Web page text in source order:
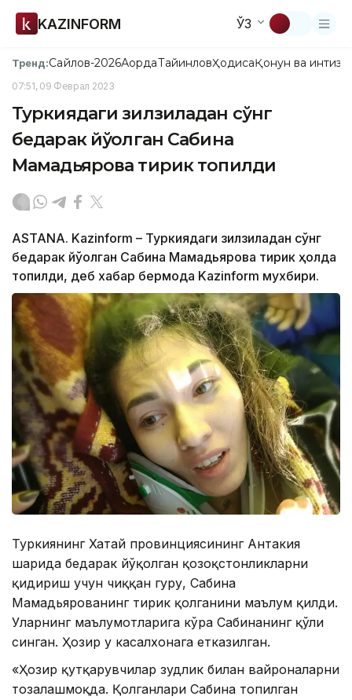
KAZINFORM ЎЗ
Тренд:Сайлов-2026АқордаТайинловҲодисаҚонун ва
07:51, 09 Феврал 2023
Туркиядаги зилзиладан сўнг
бедарак йўқолган Сабина
Мамадьярова тирик топилди
ASTANA. Kazinform – Туркиядаги зилзиладан сўнг
бедарак йўқолган Сабина Мамадьярова тирик ҳолда
топилди, деб хабар бермоқда Kazinform мухбири.
Туркиянинг Хатай провинциясининг Антакия
шаҳрида бедарак йўқолган қозоқстонликларни
қидириш учун чиққан гуруҳ, Сабина
Мамадьярованинг тирик қолганини маълум қилди.
Уларнинг маълумотларига кўра Сабинанинг қўли
синган. Ҳозир у касалхонага етказилган.
«Ҳозир қутқарувчилар зудлик билан вайроналарни
тозалашмоқда. Қолганлари Сабина топилган